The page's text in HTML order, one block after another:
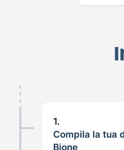
1.
Compila la tua
Bione